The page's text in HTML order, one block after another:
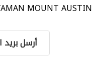
MOUNT AUSTIN
أرسل بريد